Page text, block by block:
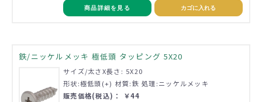
商品詳細を見る カゴに入れる
鉄/ニッケルメッキ 極低頭 タッピング 5X20
サイズ/太さX長さ: 5X20
形状:極低頭(+) 材質:鉄 処理:ニッケルメッキ
販売価格(税込)： ￥44